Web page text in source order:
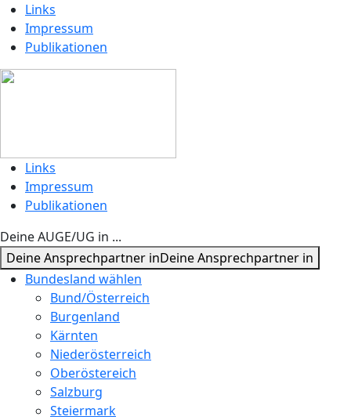
Links
Impressum
Publikationen
Links
Impressum
Publikationen
Deine AUGE/UG in ...
Deine Ansprechpartner inDeine Ansprechpartner in
Bundesland wählen
Bund/Österreich
Burgenland
Kärnten
Niederösterreich
Oberöstereich
Salzburg
Steiermark